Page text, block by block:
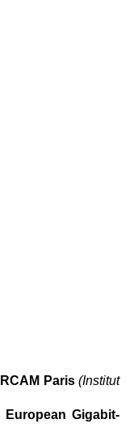
IRCAM Paris (Institut
European Gigabit-